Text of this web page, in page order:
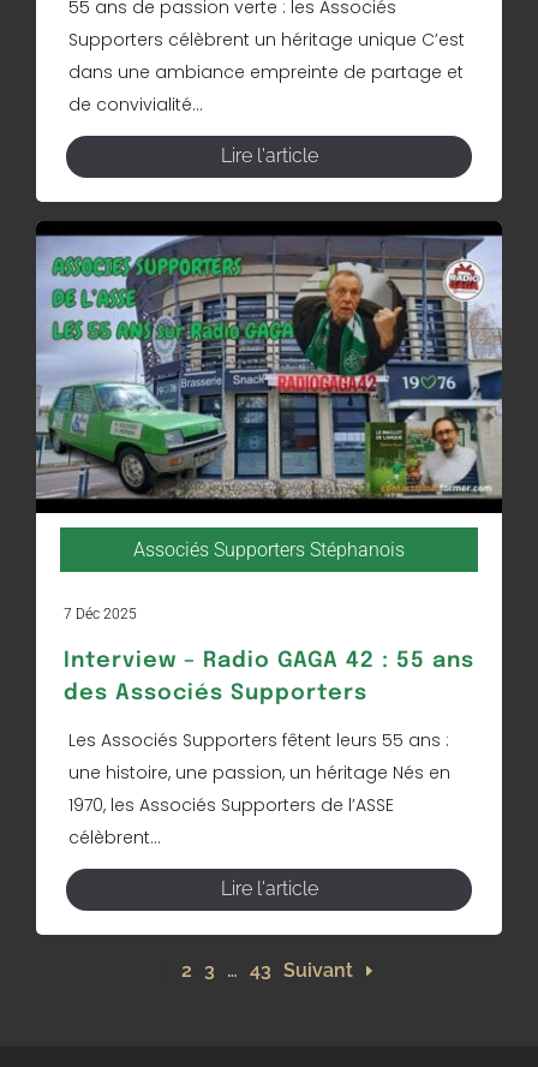
55 ans de passion verte : les Associés
Supporters célèbrent un héritage unique C’est
dans une ambiance empreinte de partage et
de convivialité...
Lire l'article
Associés Supporters Stéphanois
7 Déc 2025
Interview – Radio GAGA 42 : 55 ans
des Associés Supporters
Les Associés Supporters fêtent leurs 55 ans :
une histoire, une passion, un héritage Nés en
1970, les Associés Supporters de l’ASSE
célèbrent...
Lire l'article
2 3 … 43 Suivant